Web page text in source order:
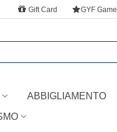
Gift Card GYF Game
ABBIGLIAMENTO